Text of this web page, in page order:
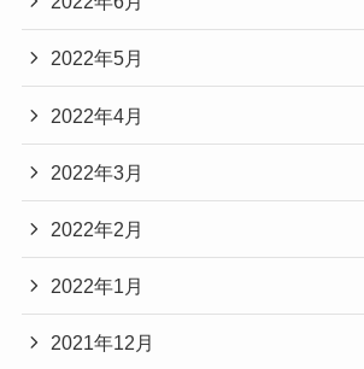
2022年5月
2022年4月
2022年3月
2022年2月
2022年1月
2021年12月